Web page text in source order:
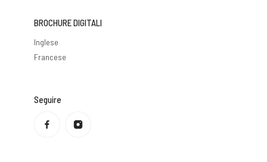
BROCHURE DIGITALI
Inglese
Francese
SeguireInformativa sulla privacy
Politica di rimborso